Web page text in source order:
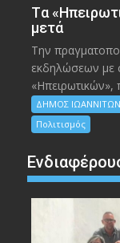
Tα
μετά
Την
εκδηλώσεων με
«Ηπειρωτικών»,
ΔΗΜΟΣ ΙΩΑΝΝΙΤΩΝ
Πολιτισμός